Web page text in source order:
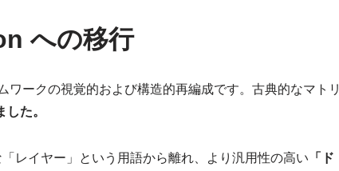
への移行
ークの視覚的および構造的再編成です。古典的なマトリ
た。
レイヤー」という用語から離れ、より汎用性の高い 「ド